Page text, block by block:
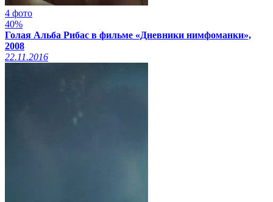
4 фото
40%
Голая Альба Рибас в фильме «Дневники нимфоманки»,
2008
22.11.2016